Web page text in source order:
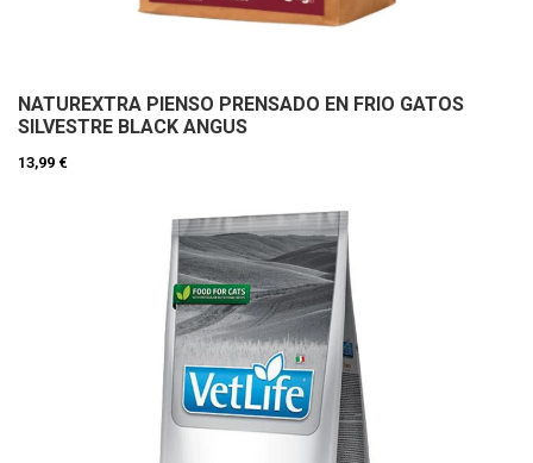
NATUREXTRA PIENSO PRENSADO EN FRIO GATOS
SILVESTRE BLACK ANGUS
13,99 €